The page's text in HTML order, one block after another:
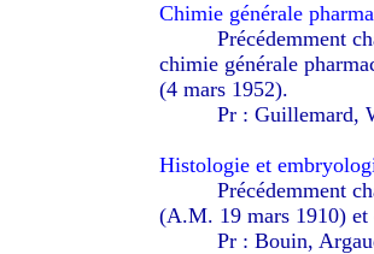
Chimie générale
Précédemment
chimie générale
(4 mars 1952).
Pr : Guillemard,
Histologie et
Précédemment
(A.M. 19 mars 1910)
Pr : Bouin,